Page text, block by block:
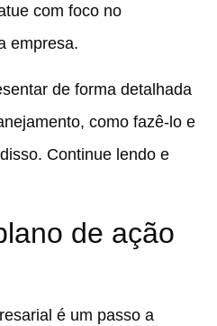
com foco no
empresa.
de forma detalhada
como fazê-lo e
Continue lendo e
de ação
é um passo a